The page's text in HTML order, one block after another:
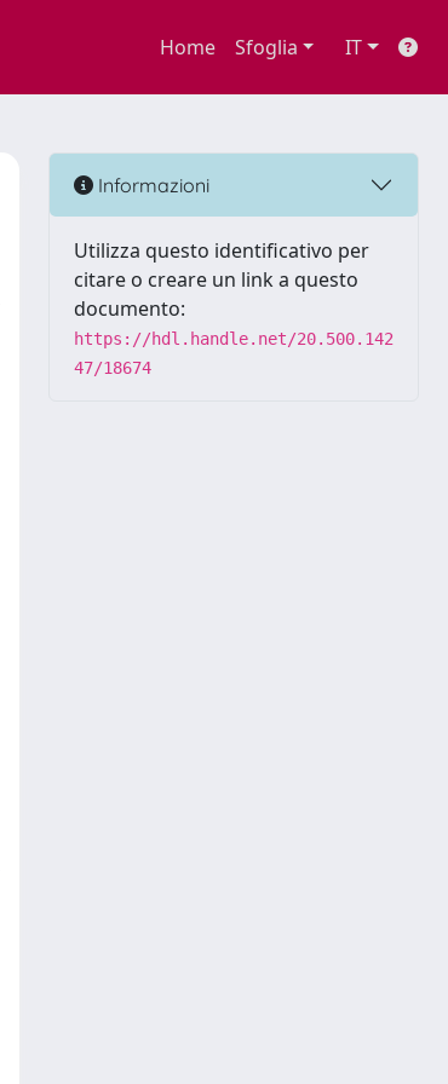
Home Sfoglia IT
Informazioni
Utilizza questo identificativo per
citare o creare un link a questo
documento:
https://hdl.handle.net/20.500.142
47/18674